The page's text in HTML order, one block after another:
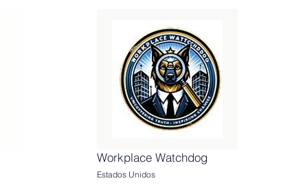
Workplace Watchdog
Estados Unidos